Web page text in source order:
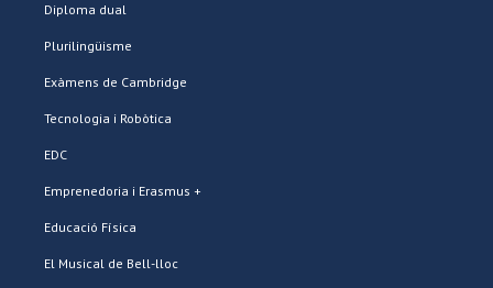
Diploma dual
Plurilingüisme
Exàmens de Cambridge
Tecnologia i Robòtica
EDC
Emprenedoria i Erasmus +
Educació Física
El Musical de Bell-lloc